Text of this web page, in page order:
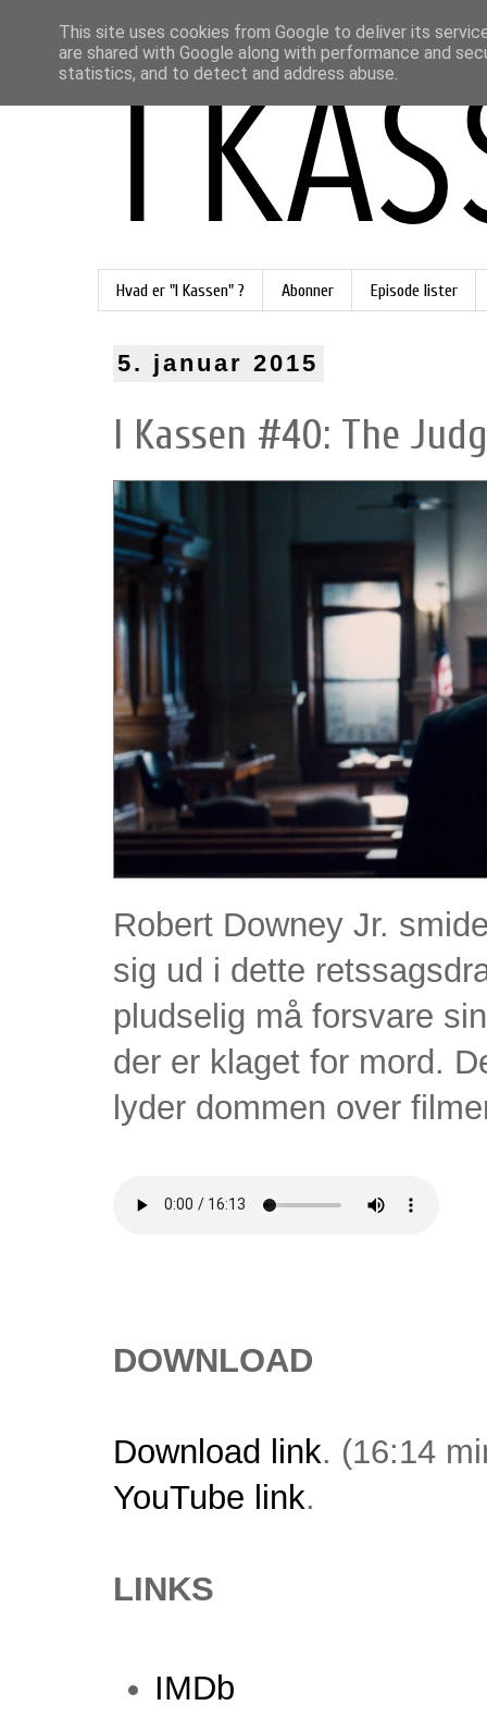
Hvad er "I Kassen" ? Abonner Episode lister
5. januar 2015
I Kassen #40: The
Robert Downey Jr.
sig ud i dette
pludselig må forsvare
der er klaget for mord.
lyder dommen over
DOWNLOAD
Download link. (16:14
YouTube link.
LINKS
IMDb
This site uses cookies from Google to deliver its
are shared with Google along with performance and
statistics, and to detect and address abuse.